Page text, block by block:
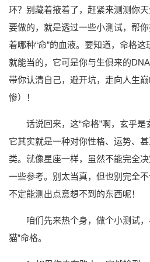
环？别藏着掖着了，赶紧来测测你
要做的，就是透过一些小测试，帮
着哪种“命”的血液。要知道，命格
就能当的，它可是你与生俱来的
带你认清自己，避开坑，走向人生
惨）！
话说回来，这“命格”啊，玄乎
它其实就是一种对你性格、运势、
类。就像星座一样，虽然不能完全
一些参考。别太当真，但也别完全
不定能测出点意想不到的东西呢！
咱们先来热个身，做个小测试
猫”命格。